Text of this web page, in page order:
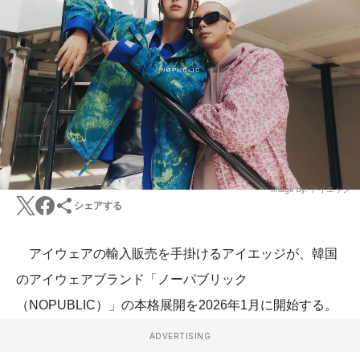
Image by: アイエッジ
シェアする
アイウェアの輸入販売を手掛けるアイエッジが、韓国
のアイウェアブランド「ノーパブリック
（NOPUBLIC）」の本格展開を2026年1月に開始する。
ADVERTISING